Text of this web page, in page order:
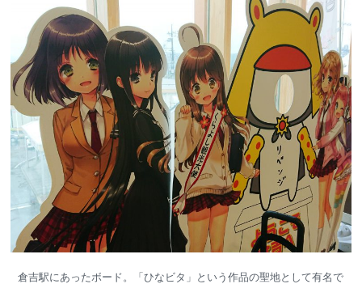
倉吉駅にあったボード。「ひなビタ」という作品の聖地として有名で